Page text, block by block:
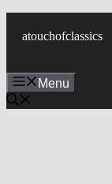
건
너
atouchofclassics
Menu